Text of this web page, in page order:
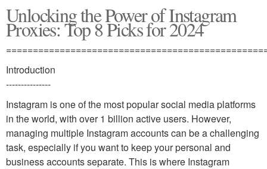
Unlocking the Power of Instagram
Proxies: Top 8 Picks for 2024
Introduction
---------------
Instagram is one of the most popular social media platforms
in the world, with over 1 billion active users. However,
managing multiple Instagram accounts can be a challenging
task, especially if you want to keep your personal and
business accounts separate. This is where Instagram